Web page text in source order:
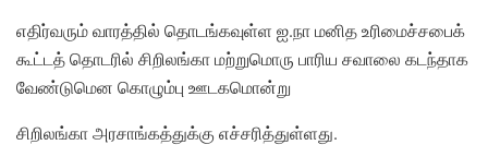
எதிர்வரும் வாரத்தில் தொடங்கவுள்ள ஐ.நா மனித உரிமைச்சபைக்
கூட்டத் தொடரில் சிறிலங்கா மற்றுமொரு பாரிய சவாலை கடந்தாக
வேண்டுமென கொழும்பு ஊடகமொன்று
சிறிலங்கா அரசாங்கத்துக்கு எச்சரித்துள்ளது.